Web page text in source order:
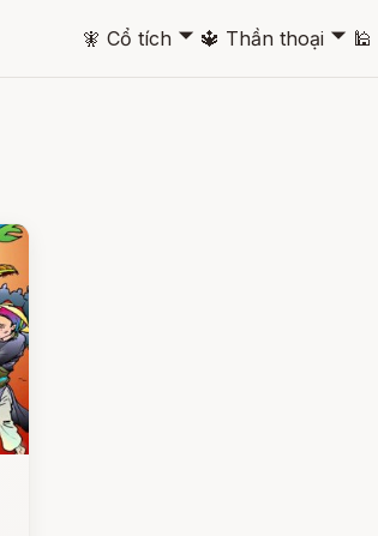
🧚 Cổ tích 🞃 🔱 Thần thoại 🞃 🕌